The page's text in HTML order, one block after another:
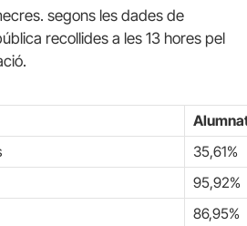
segons les dades de
recollides a les 13 hores pel
35,61%
95,92%
86,95%